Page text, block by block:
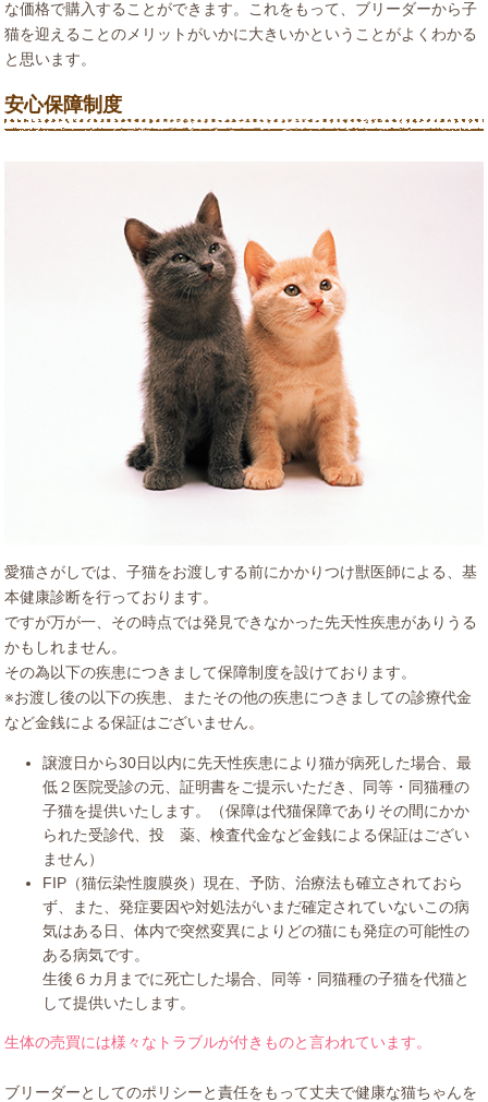
な価格で購入することができます。これをもって、ブリーダーから子
猫を迎えることのメリットがいかに大きいかということがよくわかる
と思います。
安心保障制度
愛猫さがしでは、子猫をお渡しする前にかかりつけ獣医師による、基
本健康診断を行っております。
ですが万が一、その時点では発見できなかった先天性疾患がありうる
かもしれません。
その為以下の疾患につきまして保障制度を設けております。
※お渡し後の以下の疾患、またその他の疾患につきましての診療代金
など金銭による保証はございません。
譲渡日から30日以内に先天性疾患により猫が病死した場合、最
低２医院受診の元、証明書をご提示いただき、同等・同猫種の
子猫を提供いたします。（保障は代猫保障でありその間にかか
られた受診代、投 薬、検査代金など金銭による保証はござい
ません）
FIP（猫伝染性腹膜炎）現在、予防、治療法も確立されておら
ず、また、発症要因や対処法がいまだ確定されていないこの病
気はある日、体内で突然変異によりどの猫にも発症の可能性の
ある病気です。
生後６カ月までに死亡した場合、同等・同猫種の子猫を代猫と
して提供いたします。
生体の売買には様々なトラブルが付きものと言われています。
ブリーダーとしてのポリシーと責任をもって丈夫で健康な猫ちゃんを